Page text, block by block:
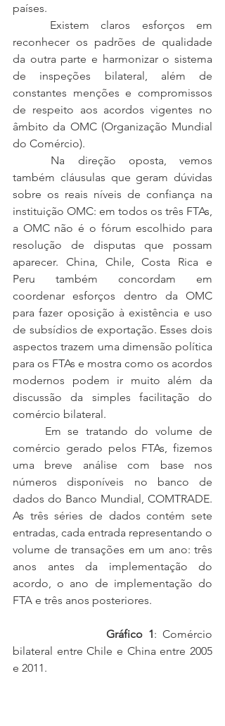
países.
reconhecer os padrões de qualidade
da outra parte e harmonizar o sistema
de inspeções bilateral, além de
constantes menções e compromissos
de respeito aos acordos vigentes no
âmbito da OMC (Organização Mundial
do Comércio).
também cláusulas que geram dúvidas
sobre os reais níveis de confiança na
instituição OMC: em todos os três FTAs,
a OMC não é o fórum escolhido para
resolução de disputas que possam
aparecer. China, Chile, Costa Rica e
Peru também concordam em
coordenar esforços dentro da OMC
para fazer oposição à existência e uso
de subsídios de exportação. Esses dois
aspectos trazem uma dimensão política
para os FTAs e mostra como os acordos
modernos podem ir muito além da
discussão da simples facilitação do
comércio bilateral.
comércio gerado pelos FTAs, fizemos
uma breve análise com base nos
números disponíveis no banco de
dados do Banco Mundial, COMTRADE.
As três séries de dados contém sete
entradas, cada entrada representando o
volume de transações em um ano: três
anos antes da implementação do
acordo, o ano de implementação do
FTA e três anos posteriores.
Gráfico 1: Comércio
bilateral entre Chile e China entre 2005
e 2011.